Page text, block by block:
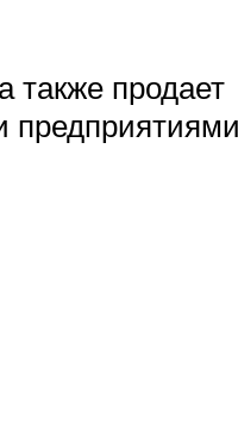
также продает